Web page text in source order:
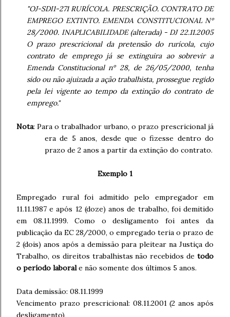
"OJ-SDI1-271 RURÍCOLA. PRESCRIÇÃO. CONTRATO DE
EMPREGO EXTINTO. EMENDA CONSTITUCIONAL Nº
28/2000. INAPLICABILIDADE (alterada) - DJ 22.11.2005
O prazo prescricional da pretensão do rurícola, cujo
contrato de emprego já se extinguira ao sobrevir a
Emenda Constitucional nº 28, de 26/05/2000, tenha
sido ou não ajuizada a ação trabalhista, prossegue regido
pela lei vigente ao tempo da extinção do contrato de
emprego."
Nota: Para o trabalhador urbano, o prazo prescricional já
era de 5 anos, desde que o fizesse dentro do
prazo de 2 anos a partir da extinção do contrato.
Exemplo 1
Empregado rural foi admitido pelo empregador em
11.11.1987 e após 12 (doze) anos de trabalho, foi demitido
em 08.11.1999. Como o desligamento foi antes da
publicação da EC 28/2000, o empregado teria o prazo de
2 (dois) anos após a demissão para pleitear na Justiça do
Trabalho, os direitos trabalhistas não recebidos de todo
o período laborale não somente dos últimos 5 anos.
Data demissão: 08.11.1999
Vencimento prazo prescricional: 08.11.2001 (2 anos após
desligamento)